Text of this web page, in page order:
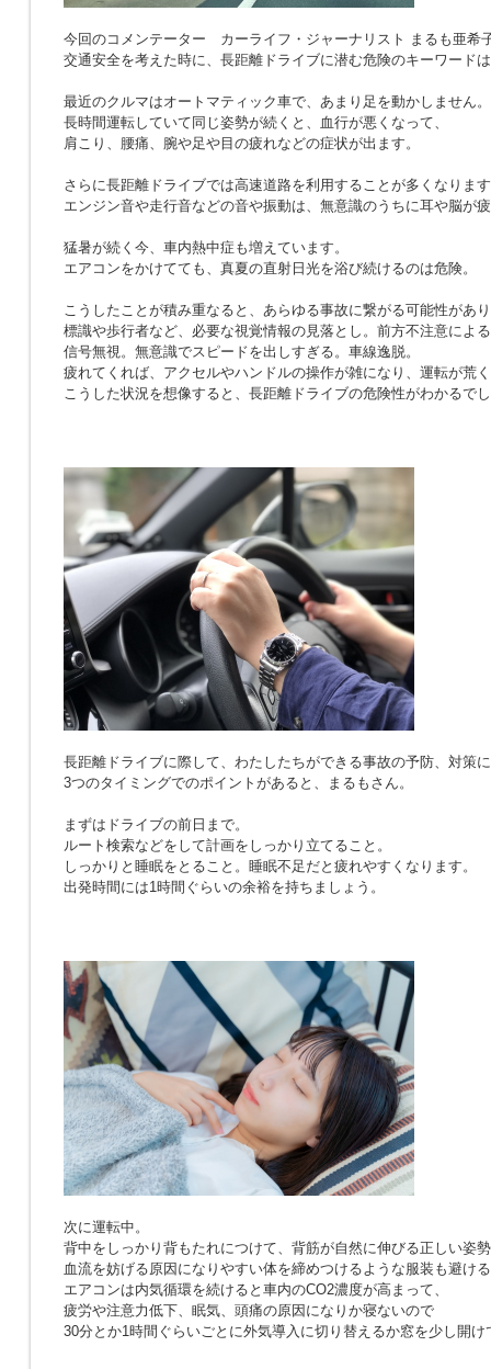
今回のコメンテーター カーライフ・ジャーナリスト まるも亜希
交通安全を考えた時に、長距離ドライブに潜む危険のキーワード
最近のクルマはオートマティック車で、あまり足を動かしません。
長時間運転していて同じ姿勢が続くと、血行が悪くなって、
肩こり、腰痛、腕や足や目の疲れなどの症状が出ます。
さらに長距離ドライブでは高速道路を利用することが多くなりま
エンジン音や走行音などの音や振動は、無意識のうちに耳や脳が
猛暑が続く今、車内熱中症も増えています。
エアコンをかけてても、真夏の直射日光を浴び続けるのは危険。
こうしたことが積み重なると、あらゆる事故に繋がる可能性があ
標識や歩行者など、必要な視覚情報の見落とし。前方不注意によ
信号無視。無意識でスピードを出しすぎる。車線逸脱。
疲れてくれば、アクセルやハンドルの操作が雑になり、運転が荒
こうした状況を想像すると、長距離ドライブの危険性がわかるで
長距離ドライブに際して、わたしたちができる事故の予防、対策
3つのタイミングでのポイントがあると、まるもさん。
まずはドライブの前日まで。
ルート検索などをして計画をしっかり立てること。
しっかりと睡眠をとること。睡眠不足だと疲れやすくなります。
出発時間には1時間ぐらいの余裕を持ちましょう。
次に運転中。
背中をしっかり背もたれにつけて、背筋が自然に伸びる正しい姿
血流を妨げる原因になりやすい体を締めつけるような服装も避け
エアコンは内気循環を続けると車内のCO2濃度が高まって、
疲労や注意力低下、眠気、頭痛の原因になりか寝ないので
30分とか1時間ぐらいごとに外気導入に切り替えるか窓を少し開け